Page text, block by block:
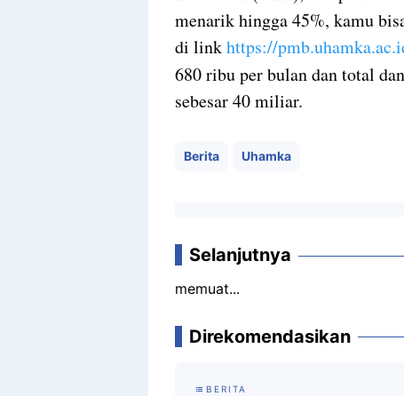
menarik hingga 45%, kamu
di linkhttps://
680 ribu per bulan dan total
sebesar 40 miliar.
Berita Uhamka
Selanjutnya
memuat...
Direkomendasikan
BERITA